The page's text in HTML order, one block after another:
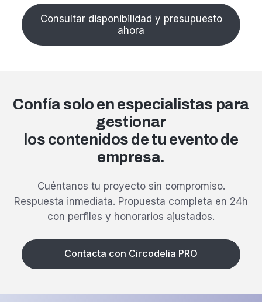
Consultar disponibilidad y presupuesto
ahora
Confía solo en especialistas para
gestionar
los contenidos de tu evento de
empresa.
Cuéntanos tu proyecto sin compromiso.
Respuesta inmediata. Propuesta completa en 24h
con perfiles y honorarios ajustados.
Contacta con Circodelia PRO